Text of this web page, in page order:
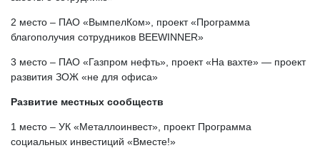
2 место – ПАО «ВымпелКом», проект «Программа
благополучия сотрудников BEEWINNER»
3 место – ПАО «Газпром нефть», проект «На вахте» — проект
развития ЗОЖ «не для офиса»
Развитие местных сообществ
1 место – УК «Металлоинвест», проект Программа
социальных инвестиций «Вместе!»